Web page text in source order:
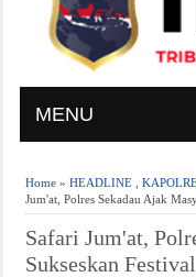
MENU
Home» HEADLINE,
Jum'at, Polres Sekadau Ajak
Safari Jum'at,
Sukseskan